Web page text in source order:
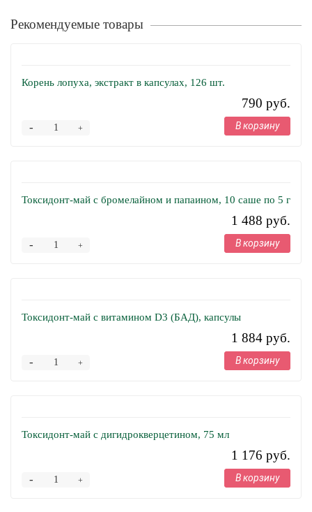
Рекомендуемые товары
Корень лопуха, экстракт в капсулах, 126 шт.
790 руб.
+
- В корзину
Токсидонт-май с бромелайном и папаином, 10 саше по 5 г
1 488 руб.
+
- В корзину
Токсидонт-май с витамином D3 (БАД), капсулы
1 884 руб.
+
- В корзину
Токсидонт-май с дигидрокверцетином, 75 мл
1 176 руб.
+
- В корзину